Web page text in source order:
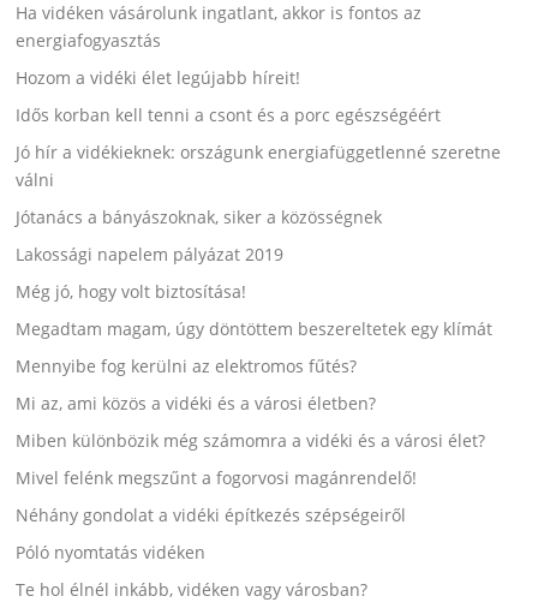
Ha vidéken vásárolunk ingatlant, akkor is fontos az
energiafogyasztás
Hozom a vidéki élet legújabb híreit!
Idős korban kell tenni a csont és a porc egészségéért
Jó hír a vidékieknek: országunk energiafüggetlenné szeretne
válni
Jótanács a bányászoknak, siker a közösségnek
Lakossági napelem pályázat 2019
Még jó, hogy volt biztosítása!
Megadtam magam, úgy döntöttem beszereltetek egy klímát
Mennyibe fog kerülni az elektromos fűtés?
Mi az, ami közös a vidéki és a városi életben?
Miben különbözik még számomra a vidéki és a városi élet?
Mivel felénk megszűnt a fogorvosi magánrendelő!
Néhány gondolat a vidéki építkezés szépségeiről
Póló nyomtatás vidéken
Te hol élnél inkább, vidéken vagy városban?